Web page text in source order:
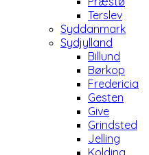
Terslev
Syddanmark
Sydjylland
Billund
Børkop
Fredericia
Gesten
Give
Grindsted
Jelling
Kolding